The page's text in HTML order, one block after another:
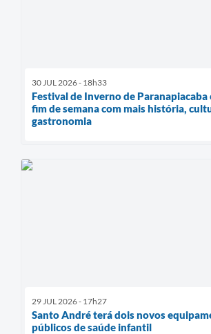
30 JUL 2026 - 18h33
Festival de Inverno de
fim de semana com mais história,
gastronomia
29 JUL 2026 - 17h27
Santo André terá dois novos
públicos de saúde infantil